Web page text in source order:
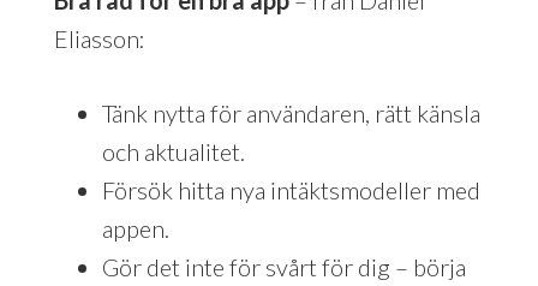
Eliasson:
Tänk nytta för användaren, rätt känsla
och aktualitet.
Försök hitta nya intäktsmodeller med
appen.
Gör det inte för svårt för dig – börja